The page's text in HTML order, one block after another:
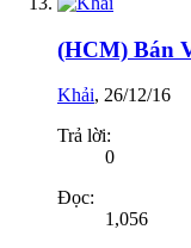
(HCM) Bán
Khải, 26/12/16
Trả lời:
0
Đọc:
1,056